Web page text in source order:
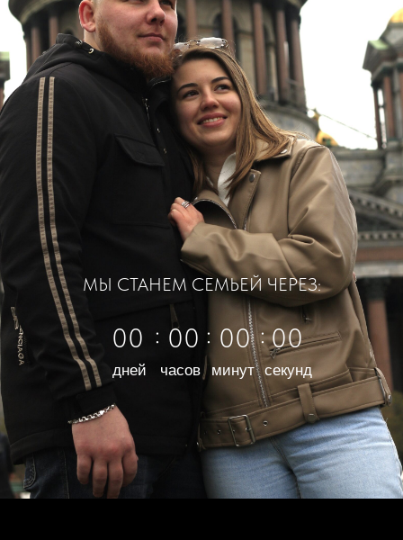
00
00
00
00 : : :
МЫ СТАНЕМ СЕМЬЕЙ ЧЕРЕЗ:
дней часов минут секунд